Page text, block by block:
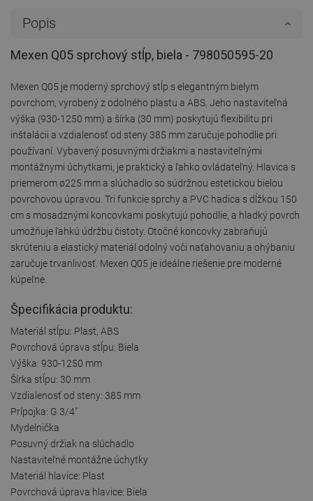
Popis
Mexen Q05 sprchový stĺp, biela - 798050595-20
Mexen Q05 je moderný sprchový stĺp s elegantným bielym
povrchom, vyrobený z odolného plastu a ABS. Jeho nastaviteľná
výška (930-1250 mm) a šírka (30 mm) poskytujú flexibilitu pri
inštalácii a vzdialenosť od steny 385 mm zaručuje pohodlie pri
používaní. Vybavený posuvnými držiakmi a nastaviteľnými
montážnymi úchytkami, je praktický a ľahko ovládateľný. Hlavica s
priemerom ø225 mm a slúchadlo so súdržnou estetickou bielou
povrchovou úpravou. Tri funkcie sprchy a PVC hadica s dĺžkou 150
cm s mosadznými koncovkami poskytujú pohodlie, a hladký povrch
umožňuje ľahkú údržbu čistoty. Otočné koncovky zabraňujú
skrúteniu a elastický materiál odolný voči naťahovaniu a ohýbaniu
zaručuje trvanlivosť. Mexen Q05 je ideálne riešenie pre moderné
kúpeľne.
Špecifikácia produktu:
Materiál stĺpu: Plast, ABS
Povrchová úprava stĺpu: Biela
Výška: 930-1250 mm
Šírka stĺpu: 30 mm
Vzdialenosť od steny: 385 mm
Prípojka: G 3/4"
Mydelnička
Posuvný držiak na slúchadlo
Nastaviteľné montážne úchytky
Materiál hlavice: Plast
Povrchová úprava hlavice: Biela